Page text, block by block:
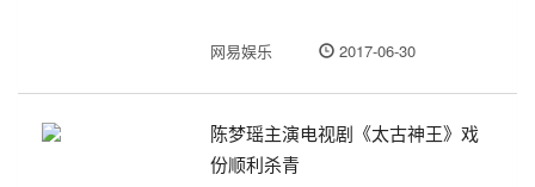
网易娱乐 2017-06-30
陈梦瑶主演电视剧《太古神王》戏
份顺利杀青